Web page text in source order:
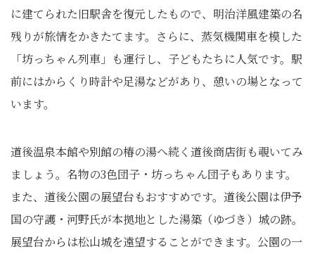
に建てられた旧駅舎を復元したもので、明治洋風建築の名
残りが旅情をかきたてます。さらに、蒸気機関車を模した
「坊っちゃん列車」も運行し、子どもたちに人気です。駅
前にはからくり時計や足湯などがあり、憩いの場となって
います。
道後温泉本館や別館の椿の湯へ続く道後商店街も覗いてみ
ましょう。名物の3色団子・坊っちゃん団子もあります。
また、道後公園の展望台もおすすめです。道後公園は伊予
国の守護・河野氏が本拠地とした湯築（ゆづき）城の跡。
展望台からは松山城を遠望することができます。公園の一